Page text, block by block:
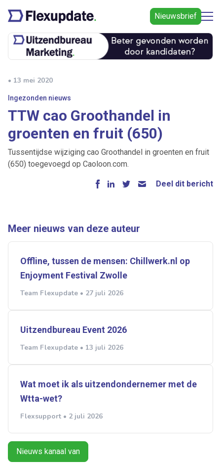
Nieuwsbrief
• 13 mei 2020
Ingezonden nieuws
TTW cao Groothandel in
groenten en fruit (650)
Tussentijdse wijziging cao Groothandel in groenten en fruit
(650) toegevoegd op Caoloon.com.
Deel dit bericht
Meer nieuws van deze auteur
Offline, tussen de mensen: Chillwerk.nl op
Enjoyment Festival Zwolle
Team Flexupdate • 27 juli 2026
Uitzendbureau Event 2026
Team Flexupdate • 13 juli 2026
Wat moet ik als uitzendondernemer met de
Wtta-wet?
Flexsupport • 2 juli 2026
Nieuws kanaal van